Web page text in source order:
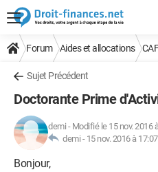
Forum Aides et allocations CAF
Sujet Précédent
Doctorante Prime
demi - Modifié le 15 nov. 2016
demi - 15 nov. 2016 à 17:07
Bonjour,